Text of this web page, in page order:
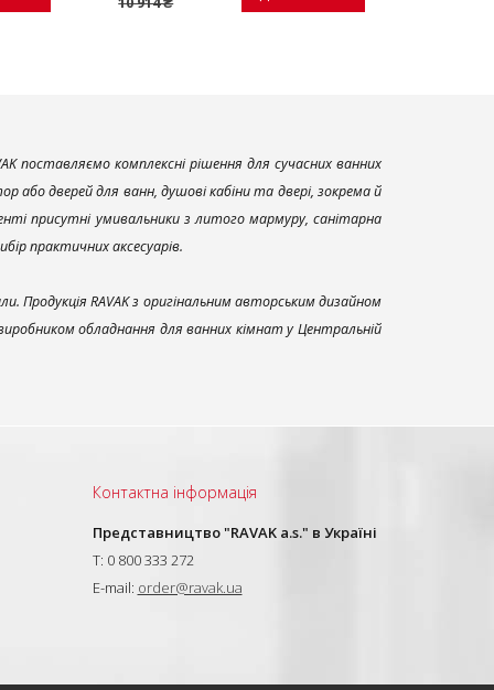
поставляємо комплексні рішення для сучасних ванних
або дверей для ванн, душові кабіни та двері, зокрема й
присутні умивальники з литого мармуру, санітарна
практичних аксесуарів.
Продукція RAVAK з оригінальним авторським дизайном
обладнання для ванних кімнат у Центральній
Контактна інформація
Представництво "RAVAK a.s." в Україні
T: 0 800 333 272
E-mail: order@ravak.ua